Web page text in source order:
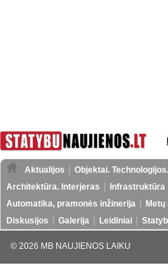
Aktualijos Objektai.
Architektūra. Interjeras
Infrastruktūra
Automatika, pramonės inžinerija
Diskusijos
Galerija Leidiniai
© 2026 MB NAUJIENOS LAIKU